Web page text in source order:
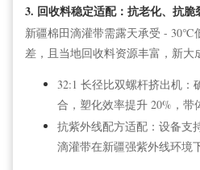
3. 回收料稳定适配：抗老化、抗脆
新疆棉田滴灌带需露天承受 -
差，且当地回收料资源丰富，新大
32:1 长径比双螺杆挤出机：
合，塑化效率提升 20%，带
抗紫外线配方适配：设备支
滴灌带在新疆强紫外线环境